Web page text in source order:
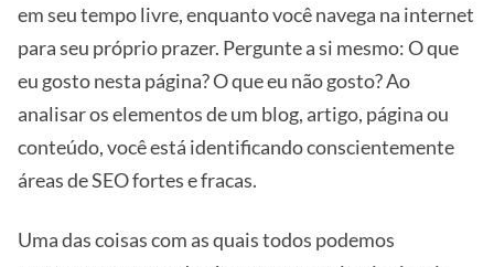
em seu tempo livre, enquanto você navega na internet
para seu próprio prazer. Pergunte a si mesmo: O que
eu gosto nesta página? O que eu não gosto? Ao
analisar os elementos de um blog, artigo, página ou
conteúdo, você está identificando conscientemente
áreas de SEO fortes e fracas.
Uma das coisas com as quais todos podemos